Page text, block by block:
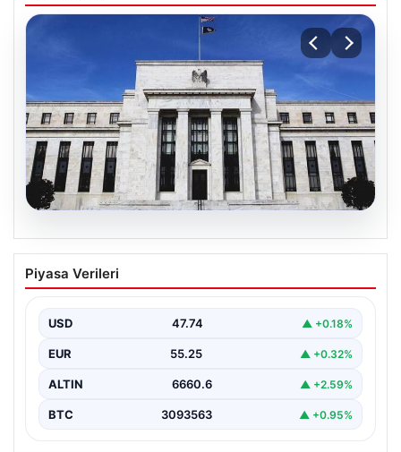
06.08.2026
Fed faizi sabit tuttu
Piyasa Verileri
USD 47.74 ▲ +0.18%
EUR 55.25 ▲ +0.32%
ALTIN 6660.6 ▲ +2.59%
BTC 3093563 ▲ +0.95%